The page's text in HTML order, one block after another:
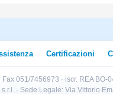
Certificazioni
Fax 051/7456973 · iscr. REA
· Sede Legale: Via Vittorio